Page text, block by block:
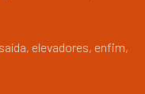
elevadores, enfim,